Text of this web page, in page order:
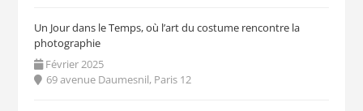
Un Jour dans le Temps, où l’art du costume rencontre la
photographie
Février 2025
69 avenue Daumesnil, Paris 12